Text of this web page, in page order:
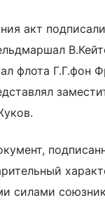
акт
флота Г.Г.фон
силами